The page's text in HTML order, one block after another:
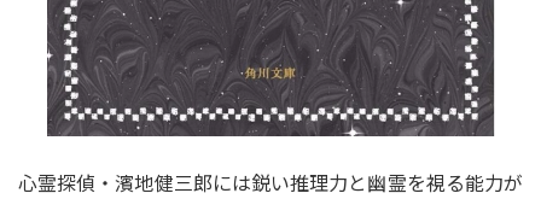
心霊探偵・濱地健三郎には鋭い推理力と幽霊を視る能力が